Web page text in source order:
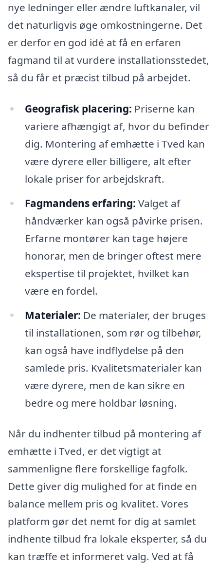
nye ledninger eller ændre luftkanaler, vil
det naturligvis øge omkostningerne. Det
er derfor en god idé at få en erfaren
fagmand til at vurdere installationsstedet,
så du får et præcist tilbud på arbejdet.
Geografisk placering: Priserne kan
variere afhængigt af, hvor du befinder
dig. Montering af emhætte i Tved kan
være dyrere eller billigere, alt efter
lokale priser for arbejdskraft.
Fagmandens erfaring: Valget af
håndværker kan også påvirke prisen.
Erfarne montører kan tage højere
honorar, men de bringer oftest mere
ekspertise til projektet, hvilket kan
være en fordel.
Materialer: De materialer, der bruges
til installationen, som rør og tilbehør,
kan også have indflydelse på den
samlede pris. Kvalitetsmaterialer kan
være dyrere, men de kan sikre en
bedre og mere holdbar løsning.
Når du indhenter tilbud på montering af
emhætte i Tved, er det vigtigt at
sammenligne flere forskellige fagfolk.
Dette giver dig mulighed for at finde en
balance mellem pris og kvalitet. Vores
platform gør det nemt for dig at samlet
indhente tilbud fra lokale eksperter, så du
kan træffe et informeret valg. Ved at få